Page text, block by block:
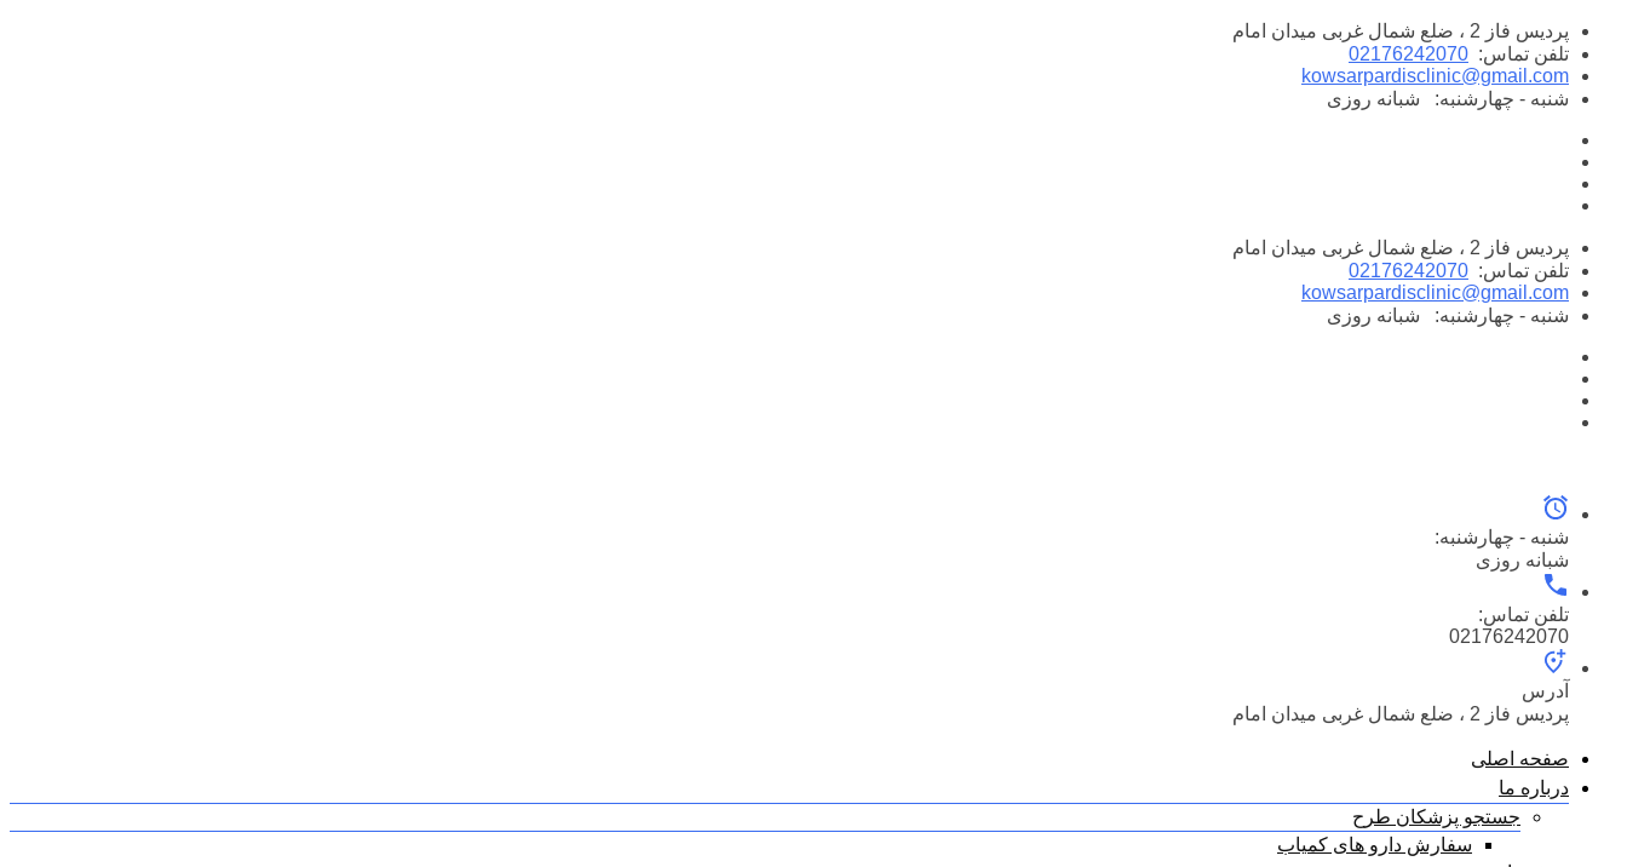
پرش
محتوا
پردیس فاز 2 ، ضلع شمال غربی میدان امام
تلفن تماس: 02176242070
kowsarpardisclinic@gmail.com
شنبه - چهارشنبه:
شبانه روزی
پردیس فاز 2 ، ضلع شمال غربی میدان امام
تلفن تماس: 02176242070
kowsarpardisclinic@gmail.com
شنبه - چهارشنبه:
شبانه روزی
شنبه - چهارشنبه:
شبانه روزی
تلفن تماس:
02176242070
آدرس
پردیس فاز 2 ، ضلع شمال غربی میدان امام
صفحه اصلی
درباره ما
جستجو پزشکان طرح
سفارش دارو های کمیاب